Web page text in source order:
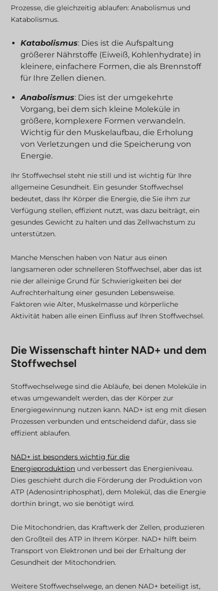
Prozesse, die gleichzeitig ablaufen: Anabolismus und
Katabolismus.
Katabolismus: Dies ist die Aufspaltung
größerer Nährstoffe (Eiweiß, Kohlenhydrate) in
kleinere, einfachere Formen, die als Brennstoff
für Ihre Zellen dienen.
Anabolismus: Dies ist der umgekehrte
Vorgang, bei dem sich kleine Moleküle in
größere, komplexere Formen verwandeln.
Wichtig für den Muskelaufbau, die Erholung
von Verletzungen und die Speicherung von
Energie.
Ihr Stoffwechsel steht nie still und ist wichtig für Ihre
allgemeine Gesundheit. Ein gesunder Stoffwechsel
bedeutet, dass Ihr Körper die Energie, die Sie ihm zur
Verfügung stellen, effizient nutzt, was dazu beiträgt, ein
gesundes Gewicht zu halten und das Zellwachstum zu
unterstützen.
Manche Menschen haben von Natur aus einen
langsameren oder schnelleren Stoffwechsel, aber das ist
nie der alleinige Grund für Schwierigkeiten bei der
Aufrechterhaltung einer gesunden Lebensweise.
Faktoren wie Alter, Muskelmasse und körperliche
Aktivität haben alle einen Einfluss auf Ihren Stoffwechsel.
Die Wissenschaft hinter NAD+ und dem
Stoffwechsel
Stoffwechselwege sind die Abläufe, bei denen Moleküle in
etwas umgewandelt werden, das der Körper zur
Energiegewinnung nutzen kann. NAD+ ist eng mit diesen
Prozessen verbunden und entscheidend dafür, dass sie
effizient ablaufen.
NAD+ ist besonders wichtig für die
Energieproduktion und verbessert das Energieniveau.
Dies geschieht durch die Förderung der Produktion von
ATP (Adenosintriphosphat), dem Molekül, das die Energie
dorthin bringt, wo sie benötigt wird.
Die Mitochondrien, das Kraftwerk der Zellen, produzieren
den Großteil des ATP in Ihrem Körper. NAD+ hilft beim
Transport von Elektronen und bei der Erhaltung der
Gesundheit der Mitochondrien.
Weitere Stoffwechselwege, an denen NAD+ beteiligt ist,